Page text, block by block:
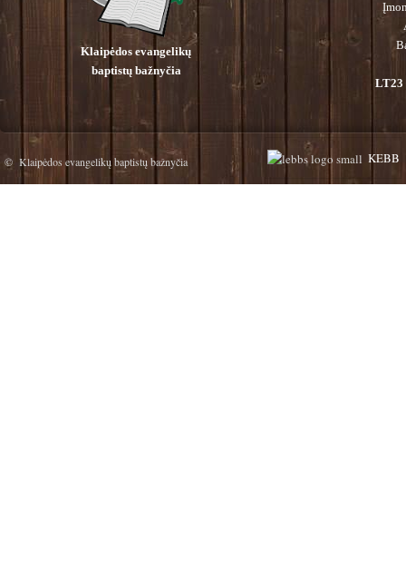
Klaipėdos evangelikų
baptistų bažnyčia
LT23
© Klaipėdos evangelikų baptistų bažnyčia KEBB